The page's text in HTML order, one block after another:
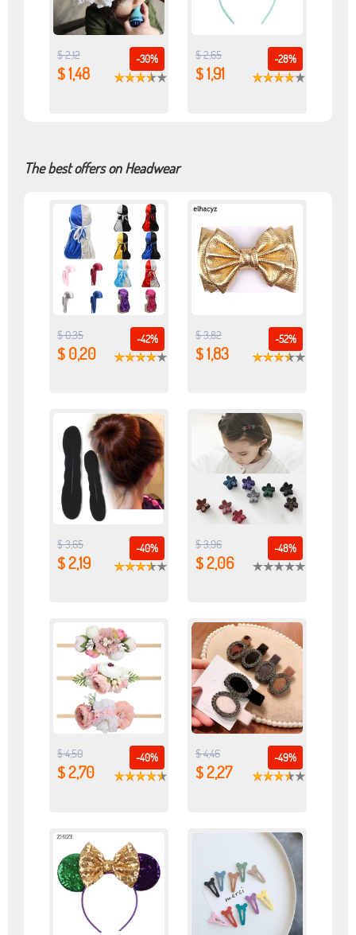
-30%
$ 2,12
$ 1,48
-28%
$ 2,65
$ 1,91
The best offers on Headwear
-42%
$ 0,35
$ 0,20
-52%
$ 3,82
$ 1,83
-40%
$ 3,65
$ 2,19
-48%
$ 3,96
$ 2,06
-40%
$ 4,50
$ 2,70
-49%
$ 4,46
$ 2,27